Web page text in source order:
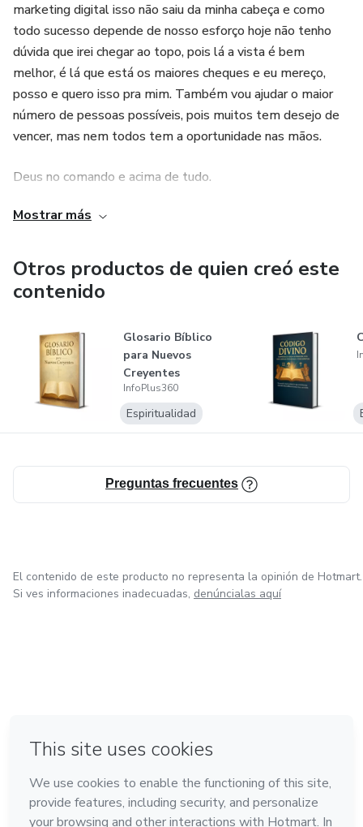
marketing digital isso não saiu da minha cabeça e como
todo sucesso depende de nosso esforço hoje não tenho
dúvida que irei chegar ao topo, pois lá a vista é bem
melhor, é lá que está os maiores cheques e eu mereço,
posso e quero isso pra mim. Também vou ajudar o maior
número de pessoas possíveis, pois muitos tem desejo de
vencer, mas nem todos tem a oportunidade nas mãos.
Deus no comando e acima de tudo.
Mostrar más
Otros productos de quien creó este
contenido
Glosario Bíblico
para Nuevos
Creyentes
InfoPlus360
Espiritualidad
Preguntas frecuentes
El contenido de este producto no representa la opinión de Hotmart.
Si ves informaciones inadecuadas, denúncialas aquí
Hecho con❤ en Belo Horizonte